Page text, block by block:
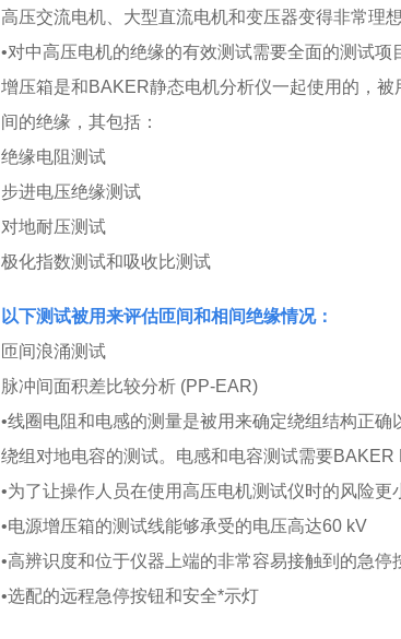
高压交流电机、大型直流电机和变压器变得非常理想
•对中高压电机的绝缘的有效测试需要全面的测试
增压箱是和BAKER静态电机分析仪一起使用的，
间的绝缘，其包括：
绝缘电阻测试
步进电压绝缘测试
对地耐压测试
极化指数测试和吸收比测试
以下测试被用来评估匝间和相间绝缘情况：
匝间浪涌测试
脉冲间面积差比较分析 (PP-EAR)
•线圈电阻和电感的测量是被用来确定绕组结构正
绕组对地电容的测试。电感和电容测试需要BAKER
•为了让操作人员在使用高压电机测试仪时的风险
•电源增压箱的测试线能够承受的电压高达60 kV
•高辨识度和位于仪器上端的非常容易接触到的急停
•选配的远程急停按钮和安全*示灯